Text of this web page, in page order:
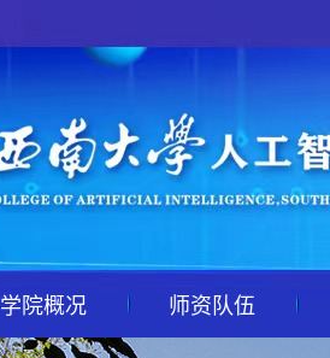
学院概况 师资队伍